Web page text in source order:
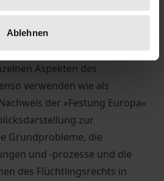
Ablehnen
EGV für die Bindung der
Daneben lässt sich das Buch
Aspekten des
verwenden wie als
der »Festung Europa«
zur
Grundprobleme, die
und -prozesse und die
des Flüchtlingsrechts in